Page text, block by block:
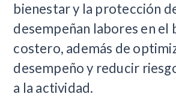
bienestar y la protección
desempeñan labores en el
costero, además de
desempeño y reducir
a la actividad.